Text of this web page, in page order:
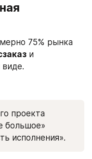
75% рынка
и
проекта
большое»
исполнения».